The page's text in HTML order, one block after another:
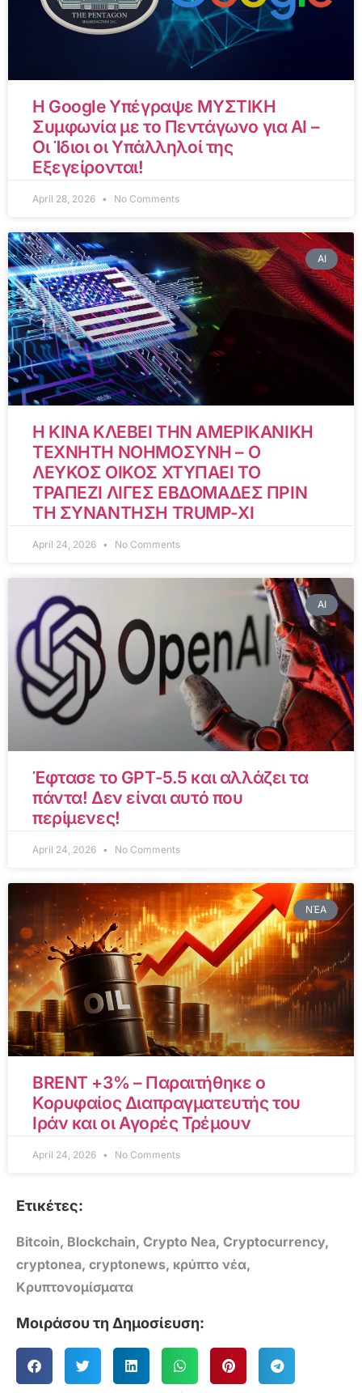
Η Google Υπέγραψε ΜΥΣΤΙΚΗ
Συμφωνία με το Πεντάγωνο για AI –
Οι Ίδιοι οι Υπάλληλοί της
Εξεγείρονται!
April 28, 2026 No Comments
AI
Η ΚΙΝΑ ΚΛΕΒΕΙ ΤΗΝ ΑΜΕΡΙΚΑΝΙΚΗ
ΤΕΧΝΗΤΗ ΝΟΗΜΟΣΥΝΗ – Ο
ΛΕΥΚΟΣ ΟΙΚΟΣ ΧΤΥΠΑΕΙ ΤΟ
ΤΡΑΠΕΖΙ ΛΙΓΕΣ ΕΒΔΟΜΑΔΕΣ ΠΡΙΝ
ΤΗ ΣΥΝΑΝΤΗΣΗ TRUMP-XI
April 24, 2026 No Comments
AI
Έφτασε το GPT-5.5 και αλλάζει τα
πάντα! Δεν είναι αυτό που
περίμενες!
April 24, 2026 No Comments
ΝΈΑ
BRENT +3% – Παραιτήθηκε ο
Κορυφαίος Διαπραγματευτής του
Ιράν και οι Αγορές Τρέμουν
April 24, 2026 No Comments
Ετικέτες:
Bitcoin, Blockchain, Crypto Nea, Cryptocurrency,
cryptonea, cryptonews, κρύπτο νέα,
Κρυπτονομίσματα
Μοιράσου τη Δημοσίευση: